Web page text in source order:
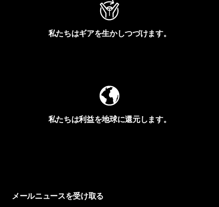
私たちはギアを生かしつづけます。
私たちは利益を地球に還元します。
メールニュースを受け取る